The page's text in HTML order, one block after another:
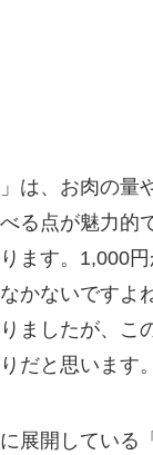
」は、お肉の量
る点が魅力的
ます。1,000
かないですよ
ましたが、こ
だと思います。
展開している